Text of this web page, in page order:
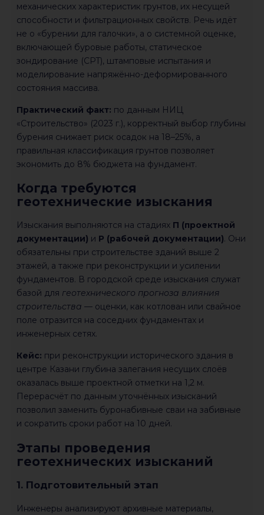
механических характеристик грунтов, их несущей
способности и фильтрационных свойств. Речь идёт
не о «бурении для галочки», а о системной оценке,
включающей буровые работы, статическое
зондирование (CPT), штамповые испытания и
моделирование напряжённо-деформированного
состояния массива.
Практический факт: по данным НИЦ
«Строительство» (2023 г.), корректный выбор глубины
бурения снижает риск осадок на 18–25%, а
правильная классификация грунтов позволяет
экономить до 8% бюджета на фундамент.
Когда требуются
геотехнические изыскания
Изыскания выполняются на стадиях П (проектной
документации) и Р (рабочей документации). Они
обязательны при строительстве зданий выше 2
этажей, а также при реконструкции и усилении
фундаментов. В городской среде изыскания служат
базой для геотехнического прогноза влияния
строительства — оценки, как котлован или свайное
поле отразится на соседних фундаментах и
инженерных сетях.
Кейс: при реконструкции исторического здания в
центре Казани глубина залегания несущих слоёв
оказалась выше проектной отметки на 1,2 м.
Перерасчёт по данным уточнённых изысканий
позволил заменить буронабивные сваи на забивные
и сократить сроки работ на 10 дней.
Этапы проведения
геотехнических изысканий
1. Подготовительный этап
Инженеры анализируют архивные материалы,